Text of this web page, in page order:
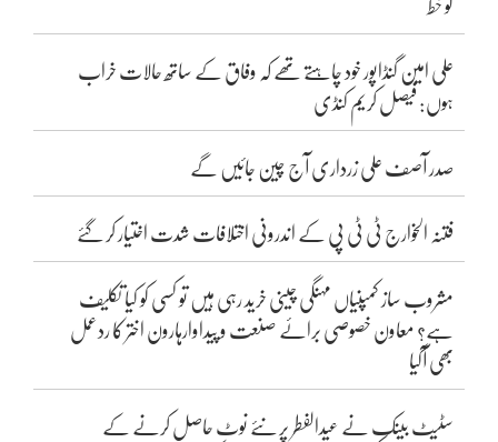
کو خط
علی امین گنڈاپور خود چاہتے تھے کہ وفاق کے ساتھ حالات خراب
ہوں: فیصل کریم کنڈی
صدر آصف علی زرداری آج چین جائیں گے
فتنہ الخوارج ٹی ٹی پی کے اندرونی اختلافات شدت اختیار کر گئے
مشروب ساز کمپنیاں مہنگی چینی خرید رہی ہیں تو کسی کو کیا تکلیف
ہے؟ معاون خصوصی برائے صنعت و پیداوارہارون اختر کا ردعمل
بھی آگیا
سٹیٹ بینک نے عیدالفطر پر نئے نوٹ حاصل کرنے کے